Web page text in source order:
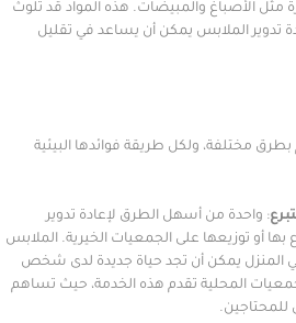
والمبيضات. هذه المواد قد تلوث
الملابس يمكن أن يساعد في تقليل
ولكل طريقة فوائدها البيئية
من أسهل الطرق لإعادة تدوير
على الجمعيات الخيرية. الملابس
يمكن أن تجد حياة جديدة لدى شخص
تقدم هذه الخدمة، حيث تساهم